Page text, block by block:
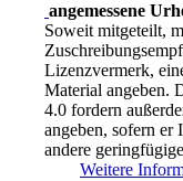
angemessene
Soweit mitgeteilt,
Lizenzvermerk,
Material angeben.
4.0 fordern
angeben, sofern er
andere
Weitere